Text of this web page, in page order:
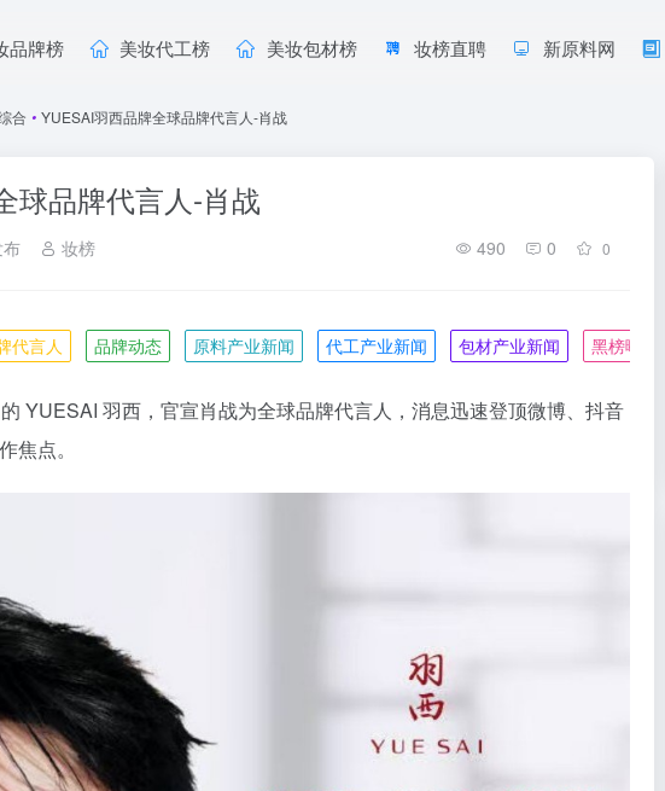
品牌榜 美妆代工榜 美妆包材榜 妆榜直聘 新原料网
合 • YUESAI羽西品牌全球品牌代言人-肖战
球品牌代言人-肖战
妆榜 490 0 0
代言人 品牌动态 原料产业新闻 代工产业新闻 包材产业新闻 黑榜曝光台
YUESAI 羽西，官宣肖战为全球品牌代言人，消息迅速登顶微博、抖音
焦点。